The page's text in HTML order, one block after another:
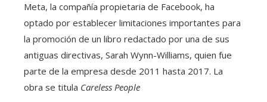
Meta, la compañía propietaria de Facebook, ha
optado por establecer limitaciones importantes para
la promoción de un libro redactado por una de sus
antiguas directivas, Sarah Wynn-Williams, quien fue
parte de la empresa desde 2011 hasta 2017. La
obra se titula Careless People